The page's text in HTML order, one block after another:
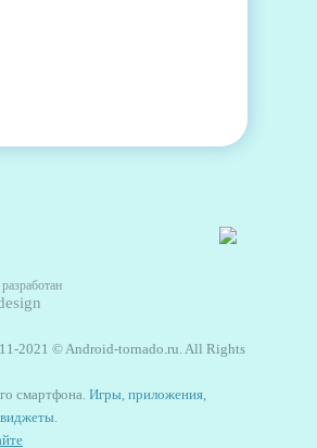
2021 © Android-tornado.ru. All Rights
смартфона. Игры, приложения,
виджеты.